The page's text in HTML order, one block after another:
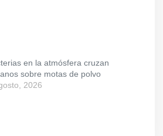
en la atmósfera cruzan
sobre motas de polvo
2026